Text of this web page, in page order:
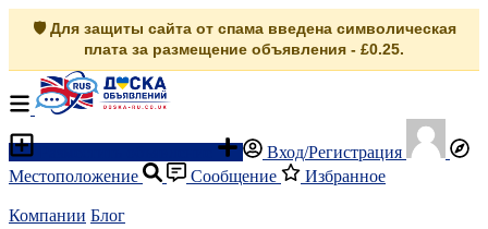
🛡️ Для защиты сайта от спама введена символическая
плата за размещение объявления - £0.25.
Вход/Регистрация
Местоположение
Сообщение Избранное
Компании Блог